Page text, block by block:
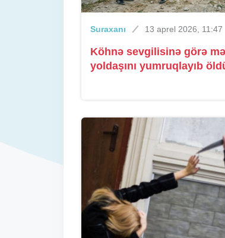
Suraxanı 13 aprel 2026, 11:47
Köhnə sevgilisinə görə
yoldaşını yumruqlayıb